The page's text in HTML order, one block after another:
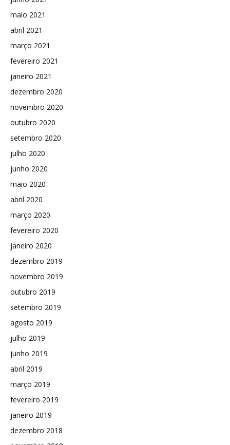
maio 2021
abril 2021
março 2021
fevereiro 2021
janeiro 2021
dezembro 2020
novembro 2020
outubro 2020
setembro 2020
julho 2020
junho 2020
maio 2020
abril 2020
março 2020
fevereiro 2020
janeiro 2020
dezembro 2019
novembro 2019
outubro 2019
setembro 2019
agosto 2019
julho 2019
junho 2019
abril 2019
março 2019
fevereiro 2019
janeiro 2019
dezembro 2018